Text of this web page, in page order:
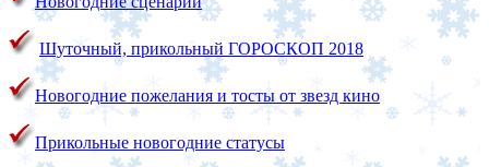
Шуточный, прикольный ГОРОСКОП 2018
Новогодние пожелания и тосты от звезд кино
Прикольные новогодние статусы